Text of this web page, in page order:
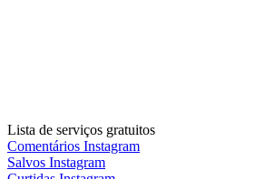
Lista de serviços gratuitos
Comentários Instagram
Salvos Instagram